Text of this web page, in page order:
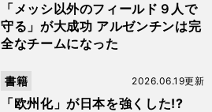
「メッシ以外のフィールド９人で
守る」が大成功 アルゼンチンは完
全なチームになった
「欧州化」が日本を強くした!?
2026.06.19更新
書籍